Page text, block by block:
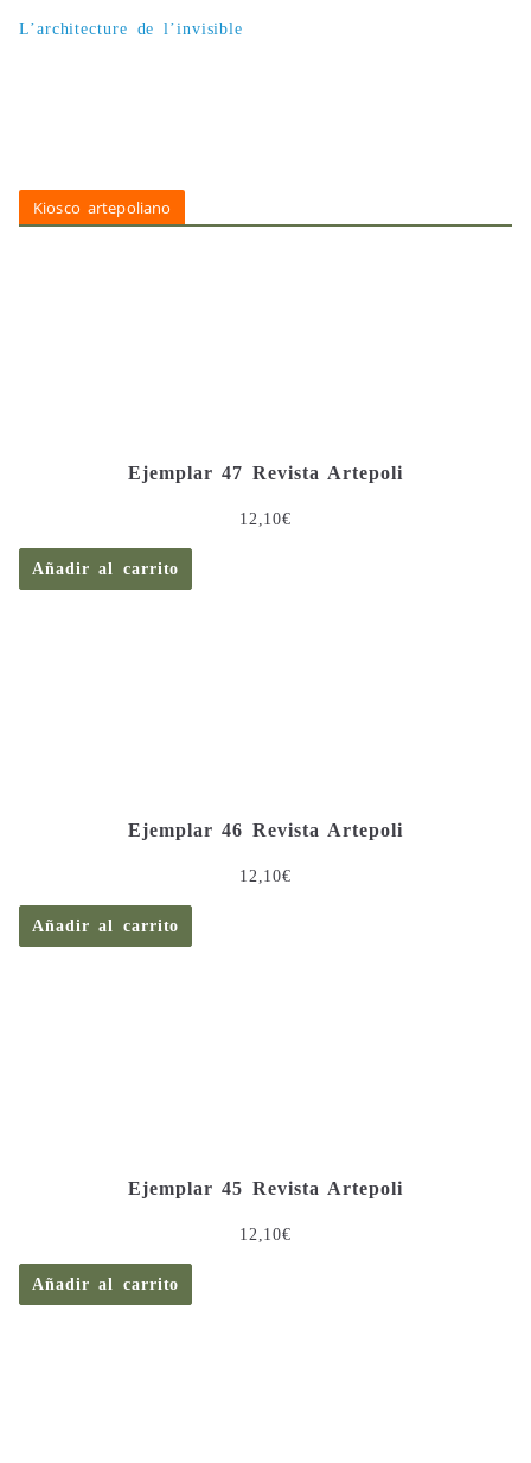
L’architecture de l’invisible
Kiosco artepoliano
Ejemplar 47 Revista Artepoli
12,10€
Añadir al carrito
Ejemplar 46 Revista Artepoli
12,10€
Añadir al carrito
Ejemplar 45 Revista Artepoli
12,10€
Añadir al carrito